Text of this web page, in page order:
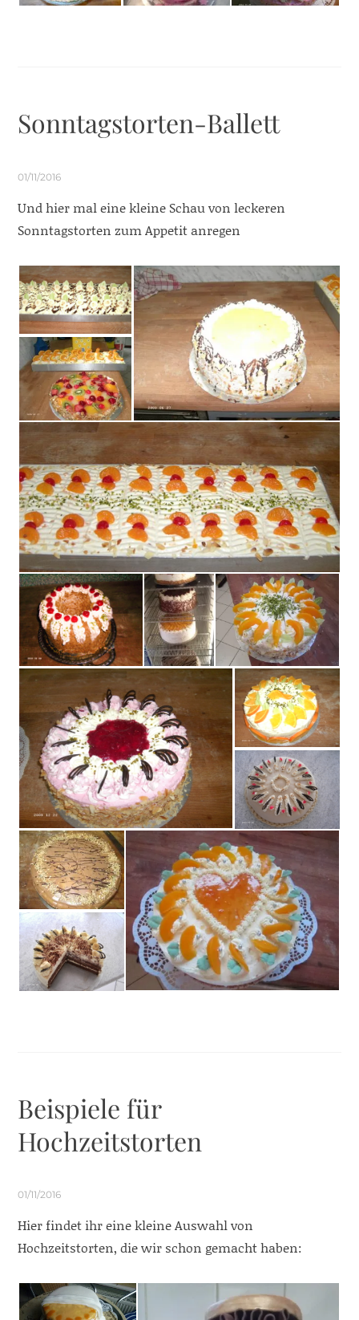
Sonntagstorten-Ballett
01/11/2016
Und hier mal eine kleine Schau von leckeren
Sonntagstorten zum Appetit anregen
Beispiele für
Hochzeitstorten
01/11/2016
Hier findet ihr eine kleine Auswahl von
Hochzeitstorten, die wir schon gemacht haben: